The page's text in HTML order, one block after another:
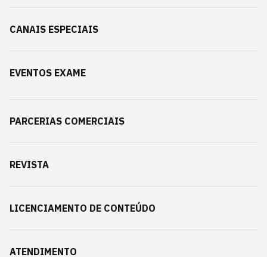
CANAIS ESPECIAIS
EVENTOS EXAME
PARCERIAS COMERCIAIS
REVISTA
LICENCIAMENTO DE CONTEÚDO
ATENDIMENTO